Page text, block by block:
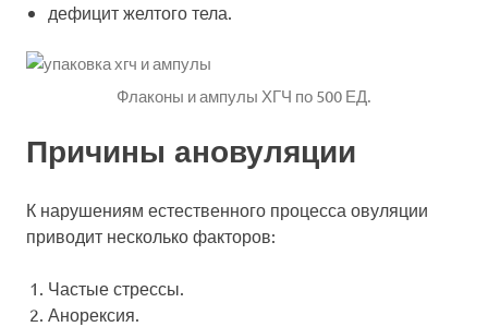
дефицит желтого тела.
Флаконы и ампулы ХГЧ по 500 ЕД.
Причины ановуляции
К нарушениям естественного процесса овуляции
приводит несколько факторов:
Частые стрессы.
Анорексия.